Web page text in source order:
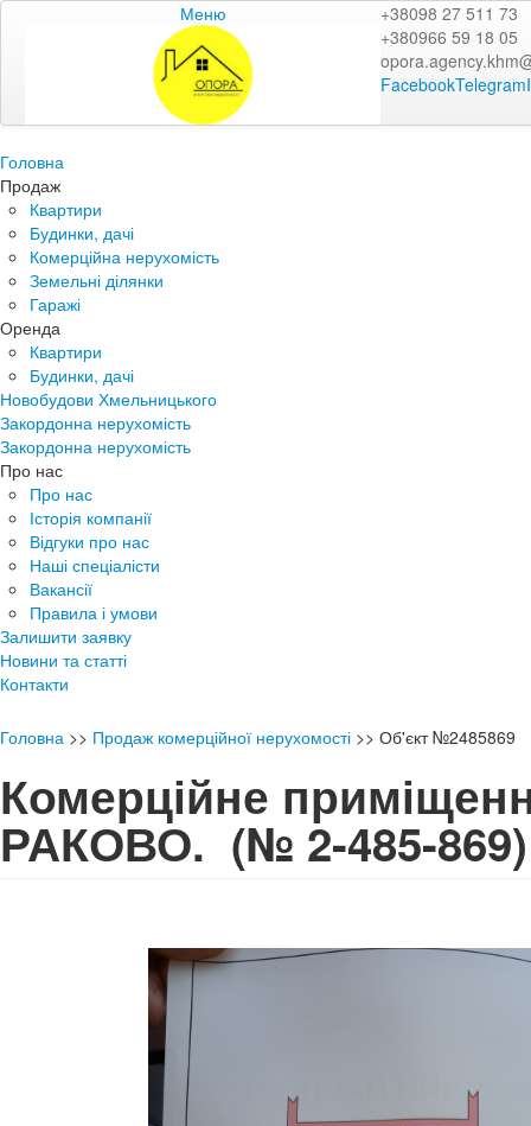
Меню
+38098 27 511 73
+380966 59 18 05
FacebookTelegram
Головна
Продаж
Квартири
Будинки, дачі
Комерційна нерухомість
Земельні ділянки
Гаражі
Оренда
Квартири
Будинки, дачі
Новобудови Хмельницького
Закордонна нерухомість
Закордонна нерухомість
Про нас
Про нас
Історія компанії
Відгуки про нас
Наші спеціалісти
Вакансії
Правила і умови
Залишити заявку
Новини та статті
Контакти
Головна >> Продаж комерційної нерухомості >> Об'єкт №2485869
Комерційне
РАКОВО. (№ 2-485-869)